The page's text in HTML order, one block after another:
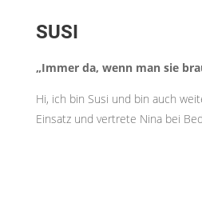
SUSI
„Immer da, wenn man sie
Hi, ich bin Susi und bin auch
Einsatz und vertrete Nina bei